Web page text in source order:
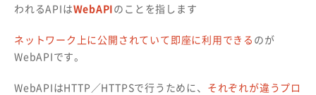
われるAPIはWebAPIのことを指します
ネットワーク上に公開されていて即座に利用できる のが
WebAPIです。
WebAPIはHTTP／HTTPSで行うために、 それぞれが違うプロ